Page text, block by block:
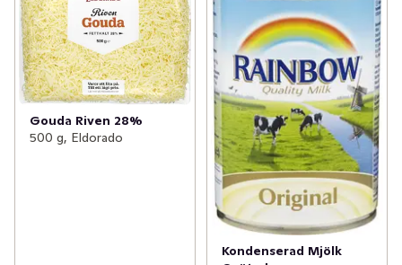
Gouda Riven 28%
500 g, Eldorado
Kondenserad Mjölk